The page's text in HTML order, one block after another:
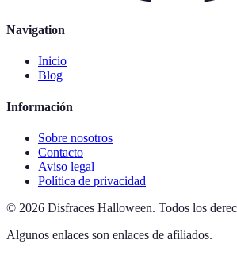
Navigation
Inicio
Blog
Información
Sobre nosotros
Contacto
Aviso legal
Política de privacidad
© 2026 Disfraces Halloween. Todos los
Algunos enlaces son enlaces de afiliados.